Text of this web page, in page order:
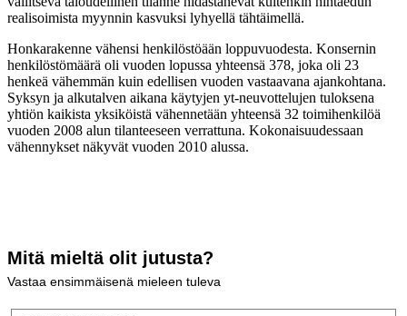
realisoimista myynnin kasvuksi lyhyellä tähtäimellä.
Honkarakenne vähensi henkilöstöään loppuvuodesta. Konsernin
henkilöstömäärä oli vuoden lopussa yhteensä 378, joka oli 23
henkeä vähemmän kuin edellisen vuoden vastaavana ajankohtana.
Syksyn ja alkutalven aikana käytyjen yt-neuvottelujen tuloksena
yhtiön kaikista yksiköistä vähennetään yhteensä 32 toimihenkilöä
vuoden 2008 alun tilanteeseen verrattuna. Kokonaisuudessaan
vähennykset näkyvät vuoden 2010 alussa.
Mitä mieltä olit jutusta?
Vastaa ensimmäisenä mieleen tuleva